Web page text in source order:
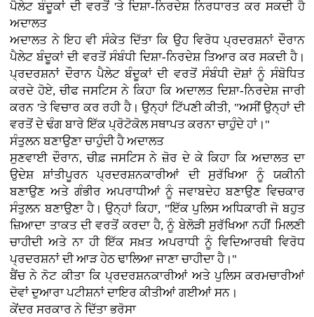
ਪੈਲੇਟ ਬੰਦੂਕਾਂ ਦੀ ਵਰਤੋਂ 'ਤੇ ਦਿਸ਼ਾ-ਨਿਰਦੇਸ਼ ਨਿਰਧਾਰਤ ਕਰ ਸਕਦੀ ਹੈ
ਅਦਾਲਤ
ਅਦਾਲਤ ਨੇ ਇਹ ਵੀ ਸੰਕੇਤ ਦਿੱਤਾ ਕਿ ਉਹ ਵਿਰੋਧ ਪ੍ਰਦਰਸ਼ਨਾਂ ਦੌਰਾਨ
ਪੈਲੇਟ ਬੰਦੂਕਾਂ ਦੀ ਵਰਤੋਂ ਸੰਬੰਧੀ ਦਿਸ਼ਾ-ਨਿਰਦੇਸ਼ ਤਿਆਰ ਕਰ ਸਕਦੀ ਹੈ।
ਪ੍ਰਦਰਸ਼ਨਾਂ ਦੌਰਾਨ ਪੈਲੇਟ ਬੰਦੂਕਾਂ ਦੀ ਵਰਤੋਂ ਸੰਬੰਧੀ ਦੋਸ਼ਾਂ ਨੂੰ ਸੰਬੋਧਿਤ
ਕਰਦੇ ਹੋਏ, ਚੀਫ ਜਸਟਿਸ ਨੇ ਕਿਹਾ ਕਿ ਅਦਾਲਤ ਦਿਸ਼ਾ-ਨਿਰਦੇਸ਼ ਜਾਰੀ
ਕਰਨ 'ਤੇ ਵਿਚਾਰ ਕਰ ਰਹੀ ਹੈ। ਉਨ੍ਹਾਂ ਟਿੱਪਣੀ ਕੀਤੀ, "ਅਸੀਂ ਉਨ੍ਹਾਂ ਦੀ
ਵਰਤੋਂ ਦੇ ਢੰਗ ਬਾਰੇ ਇੱਕ ਪ੍ਰੋਟੋਕੋਲ ਸਥਾਪਤ ਕਰਨਾ ਚਾਹੁੰਦੇ ਹਾਂ।"
ਸੰਤੁਲਨ ਬਣਾਉਣਾ ਚਾਹੁੰਦੀ ਹੈ ਅਦਾਲਤ
ਸੁਣਵਾਈ ਦੌਰਾਨ, ਚੀਫ਼ ਜਸਟਿਸ ਨੇ ਜ਼ੋਰ ਦੇ ਕੇ ਕਿਹਾ ਕਿ ਅਦਾਲਤ ਦਾ
ਉਦੇਸ਼ ਸ਼ਾਂਤੀਪੂਰਨ ਪ੍ਰਦਰਸ਼ਨਕਾਰੀਆਂ ਦੀ ਸੁਰੱਖਿਆ ਨੂੰ ਯਕੀਨੀ
ਬਣਾਉਣ ਅਤੇ ਗੰਭੀਰ ਅਪਰਾਧੀਆਂ ਨੂੰ ਜਵਾਬਦੇਹ ਬਣਾਉਣ ਵਿਚਕਾਰ
ਸੰਤੁਲਨ ਬਣਾਉਣਾ ਹੈ। ਉਨ੍ਹਾਂ ਕਿਹਾ, "ਇੱਕ ਪੁਲਿਸ ਅਧਿਕਾਰੀ ਜੋ ਬਹੁਤ
ਜ਼ਿਆਦਾ ਤਾਕਤ ਦੀ ਵਰਤੋਂ ਕਰਦਾ ਹੈ, ਨੂੰ ਬੇਲੋੜੀ ਸੁਰੱਖਿਆ ਨਹੀਂ ਮਿਲਣੀ
ਚਾਹੀਦੀ ਅਤੇ ਨਾ ਹੀ ਇੱਕ ਸਖ਼ਤ ਅਪਰਾਧੀ ਨੂੰ ਵਿਦਿਆਰਥੀ ਵਿਰੋਧ
ਪ੍ਰਦਰਸ਼ਨਾਂ ਦੀ ਆੜ ਹੇਠ ਢਾਲਿਆ ਜਾਣਾ ਚਾਹੀਦਾ ਹੈ।"
ਬੈਂਚ ਨੇ ਨੋਟ ਕੀਤਾ ਕਿ ਪ੍ਰਦਰਸ਼ਨਕਾਰੀਆਂ ਅਤੇ ਪੁਲਿਸ ਕਰਮਚਾਰੀਆਂ
ਦੋਵਾਂ ਦੁਆਰਾ ਪਟੀਸ਼ਨਾਂ ਦਾਇਰ ਕੀਤੀਆਂ ਗਈਆਂ ਸਨ।
ਕੇਂਦਰ ਸਰਕਾਰ ਨੇ ਦਿੱਤਾ ਭਰੋਸਾ